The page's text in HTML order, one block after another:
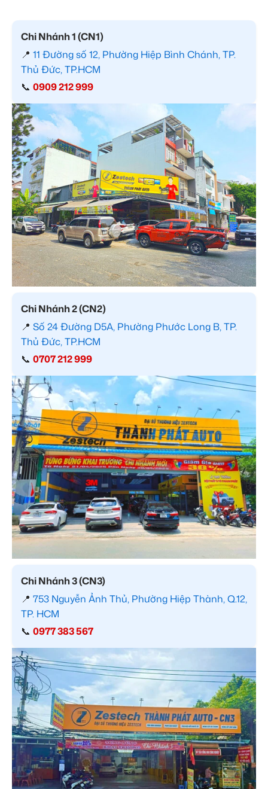
Chi Nhánh 1 (CN1)
📍 11 Đường số 12, Phường Hiệp Bình Chánh, TP.
Thủ Đức, TP.HCM
📞 0909 212 999
Chi Nhánh 2 (CN2)
📍 Số 24 Đường D5A, Phường Phước Long B, TP.
Thủ Đức, TP.HCM
📞 0707 212 999
Chi Nhánh 3 (CN3)
📍 753 Nguyễn Ảnh Thủ, Phường Hiệp Thành, Q.12,
TP. HCM
📞 0977 383 567